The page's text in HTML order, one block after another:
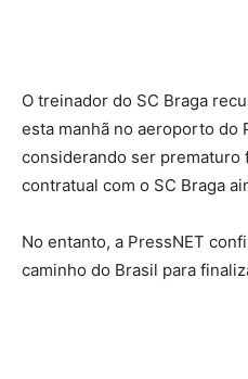
O treinador do SC Braga
esta manhã no aeroporto do
considerando ser prematuro
contratual com o SC Braga
No entanto, a PressNET
caminho do Brasil para